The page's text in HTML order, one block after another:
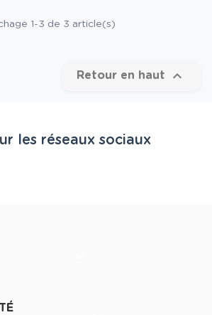
1-3 de 3 article(s)
Retour en haut 
les réseaux sociaux